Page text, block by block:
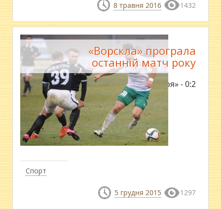
8 травня 2016 1432
Спорт
«Ворскла» програла
останній матч року
«Ворскла» - «Зоря» - 0:2
5 грудня 2015 1297